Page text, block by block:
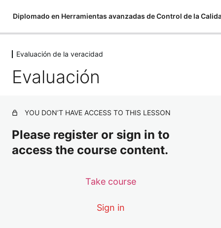
Diplomado en Herramientas avanzadas de Control de la
Evaluación de la veracidad
Evaluación
Evaluación de la veracidad
Evaluación
YOU DON’T HAVE ACCESS TO THIS LESSON
Please register or sign in to
access the course content.
Take course
Sign in